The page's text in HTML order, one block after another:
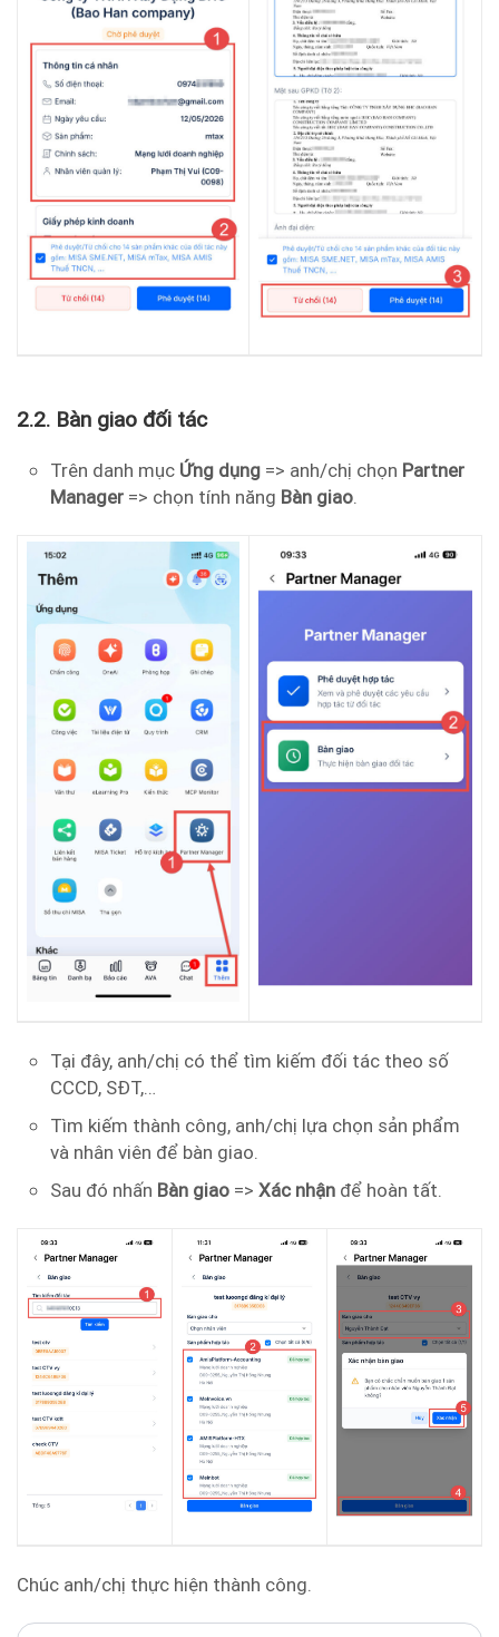
2.2. Bàn giao đối tác
Trên danh mục Ứng dụng => anh/chị chọn Partner
Manager => chọn tính năng Bàn giao.
Tại đây, anh/chị có thể tìm kiếm đối tác theo số
CCCD, SĐT,…
Tìm kiếm thành công, anh/chị lựa chọn sản phẩm
và nhân viên để bàn giao.
Sau đó nhấn Bàn giao => Xác nhận để hoàn tất.
Chúc anh/chị thực hiện thành công.